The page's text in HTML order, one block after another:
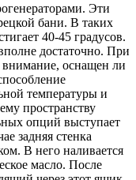
Эти
бани. В таких
40-45 градусов.
достаточно. При
внимание, оснащен ли
температуры и
пространству
опций выступает
задняя стенка
В него наливается
масло. После